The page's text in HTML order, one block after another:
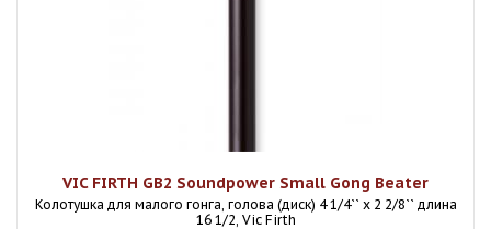
VIC FIRTH GB2 Soundpower Small Gong Beater
Колотушка для малого гонга, голова (диск) 4 1/4`` x 2 2/8`` длина
16 1/2, Vic Firth